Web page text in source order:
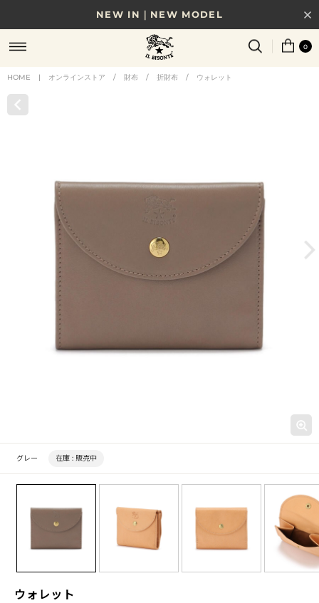
NEW IN｜NEW MODEL
8/17(月)10時まで｜税込11,000円以上で送料無料
贈る相手やシーンから選べる、新しいギフトガイド
0
HOME | オンラインストア / 財布 / 折財布 / ウォレット
ウォレット
グレー 在庫 : 販売中